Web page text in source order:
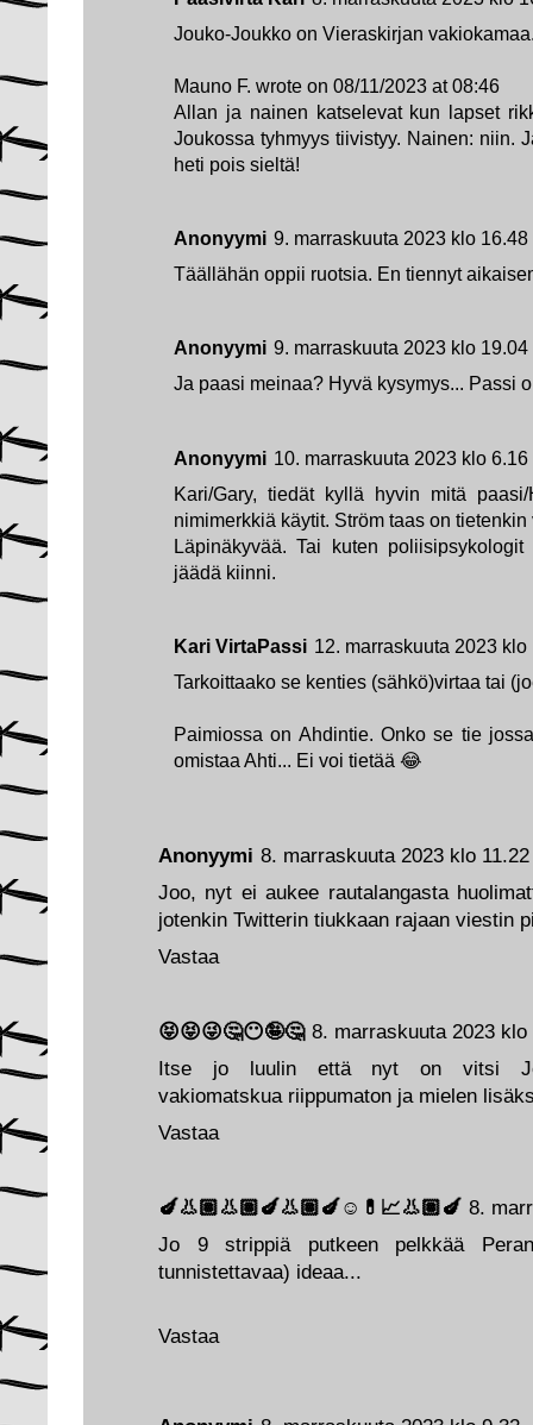
🍆👃🏽👃🏽🍆👃🏽🍆☺️💊📈👃🏽🍆 8.
Jo 9 strippiä putkeen pelkkää
tunnistettavaa) ideaa...
Vastaa
😝😝😜🤔😶🤪🤔 8. marraskuuta 2023 klo
Itse jo luulin että nyt on vitsi
vakiomatskua riippumaton ja mielen
Vastaa
Anonyymi 8. marraskuuta 2023 klo 11.22
Joo, nyt ei aukee rautalangasta
jotenkin Twitterin tiukkaan rajaan viestin
Vastaa
Jouko-Joukko on Vieraskirjan
Mauno F. wrote on 08/11/2023 at 08:46
Allan ja nainen katselevat kun lapset
Joukossa tyhmyys tiivistyy. Nainen: niin.
heti pois sieltä!
Anonyymi 9. marraskuuta 2023 klo 16.48
Täällähän oppii ruotsia. En tiennyt
Anonyymi 9. marraskuuta 2023 klo 19.04
Ja paasi meinaa? Hyvä kysymys... Passi
Anonyymi 10. marraskuuta 2023 klo 6.16
Kari/Gary, tiedät kyllä hyvin mitä
nimimerkkiä käytit. Ström taas on tietenkin
Läpinäkyvää. Tai kuten
jäädä kiinni.
Kari VirtaPassi 12. marraskuuta 2023 klo
Tarkoittaako se kenties (sähkö)virtaa tai
Paimiossa on Ahdintie. Onko se tie
omistaa Ahti... Ei voi tietää 😂